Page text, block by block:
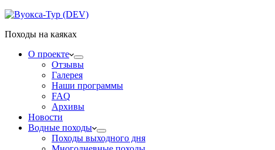
Походы на каяках
О проекте
Отзывы
Галерея
Наши программы
FAQ
Архивы
Новости
Водные походы
Походы выходного дня